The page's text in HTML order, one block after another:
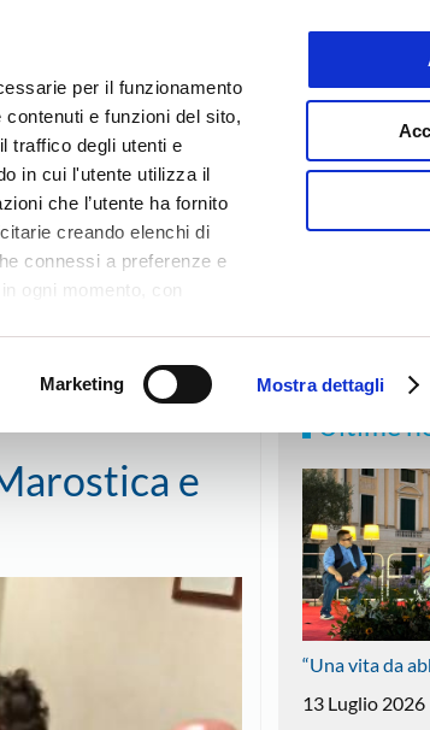
per il funzionamento
e funzioni del sito,
traffico degli utenti e
in cui l'utente utilizza il
che l’utente ha fornito
creando elenchi di
connessi a preferenze e
ogni momento, con
la ns. Cookie Policy.
Marketing Mostra dettagli
PROGETTI NEWS
e
Ultime
“Una vita da
13 Luglio 2026